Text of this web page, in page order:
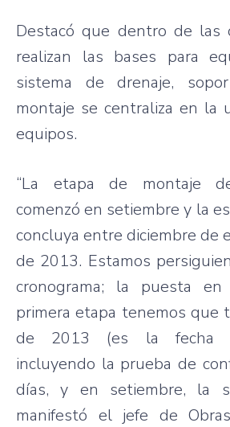
Destacó que dentro de las
realizan
las bases para
sistema de drenaje,
montaje se centraliza en la
equipos.
“La etapa de montaje
comenzó en setiembre y la
concluya entre diciembre de
de 2013. Estamos
cronograma; la puesta en
primera etapa tenemos que
de 2013 (es lafecha
incluyendo la prueba de
días, y en setiembre, la
manifestó el jefe de Obras